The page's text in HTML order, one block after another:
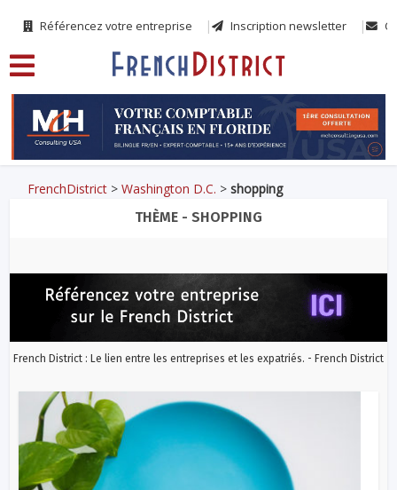
Référencez votre entreprise Inscription newsletter
FrenchDistrict >Washington D.C. >shopping
THÈME - SHOPPING
French District : Le lien entre les entreprises et les expatriés. - French District